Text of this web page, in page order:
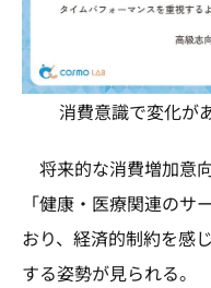
消費意識で変化が
将来的な消費増加意
「健康・医療関連のサ
おり、経済的制約を感
する姿勢が見られる。